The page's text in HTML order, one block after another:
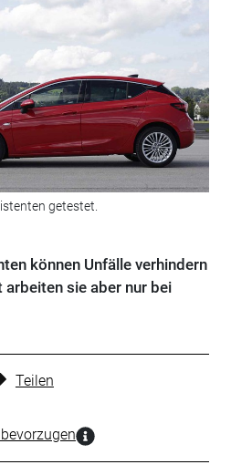
getestet.
können Unfälle verhindern
sie aber nur bei
Teilen